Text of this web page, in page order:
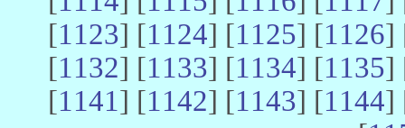
[1123] [1124] [1125] [1126]
[1132] [1133] [1134] [1135]
[1141] [1142] [1143] [1144]